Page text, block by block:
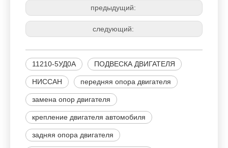
предыдущий:
следующий:
11210-5УД0А ПОДВЕСКА ДВИГАТЕЛЯ
НИССАН передняя опора двигателя
замена опор двигателя
крепление двигателя автомобиля
задняя опора двигателя